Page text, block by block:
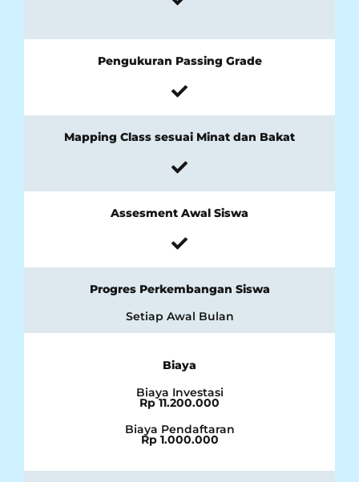
Pengukuran Passing Grade
Mapping Class sesuai Minat dan Bakat
Assesment Awal Siswa
Progres Perkembangan Siswa
Setiap Awal Bulan
Biaya
Biaya Investasi
Rp 11.200.000
Biaya Pendaftaran
Rp 1.000.000